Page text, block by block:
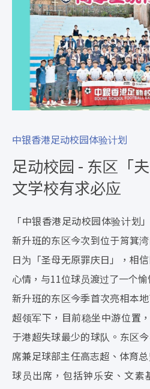
中银香港足动校园体验计划
足动校园 - 东区「
文学校有求必应
「中银香港足动校园体验计划
新升班的东区今次到位于筲箕
日为「圣母无原罪庆日」，相
心情，与11位球员渡过了一个愉
新升班的东区今季首次亮相本
超领军下，目前稳坐中游位置
于港超失球最少的球队。东区
席兼足球部主任高志超、体育
球员出席，包括钟乐安、文素